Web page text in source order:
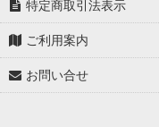
アルミホイールコーティ
アルミホイールコーティ
特定商取引法表示
ご利用案内
お問い合せ